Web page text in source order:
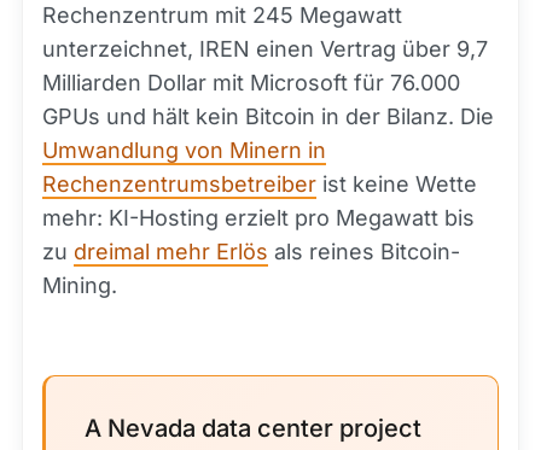
Rechenzentrum mit 245 Megawatt
unterzeichnet, IREN einen Vertrag über 9,7
Milliarden Dollar mit Microsoft für 76.000
GPUs und hält kein Bitcoin in der Bilanz. Die
Umwandlung von Minern in
Rechenzentrumsbetreiber ist keine Wette
mehr: KI-Hosting erzielt pro Megawatt bis
zu dreimal mehr Erlös als reines Bitcoin-
Mining.
A Nevada data center project